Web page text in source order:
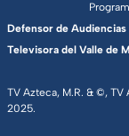
TV Azteca, M.R. & ©, TV
2025.
Defensor de
Televisora del Valle de